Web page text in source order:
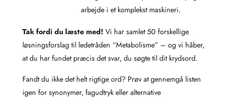
arbejde i et komplekst maskineri.
Tak fordi du læste med! Vi har samlet 50 forskellige
løsningsforslag til ledetråden “Metabolisme” – og vi håber,
at du har fundet præcis det svar, du søgte til dit krydsord.
Fandt du ikke det helt rigtige ord? Prøv at gennemgå listen
igen for synonymer, fagudtryk eller alternative